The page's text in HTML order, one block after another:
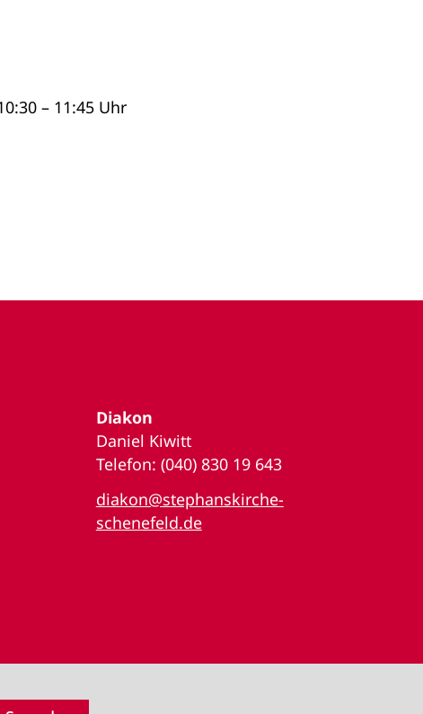
– 11:45 Uhr
Diakon
Daniel Kiwitt
Telefon: (040) 830 19 643
diakon@stephanskirche-
schenefeld.de